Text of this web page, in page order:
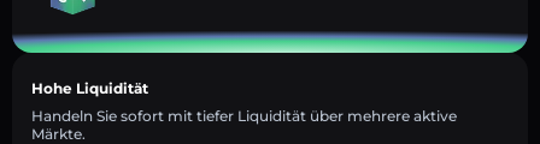
Hohe Liquidität
Handeln Sie sofort mit tiefer Liquidität über mehrere aktive
Märkte.